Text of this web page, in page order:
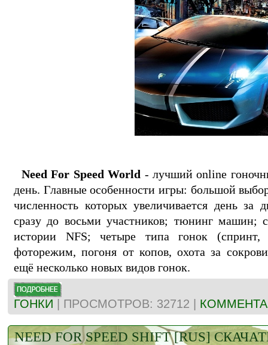
Need For Speed World - лучший online
день. Главные особенности игры: большой
численность которых увеличивается день за
сразу до восьми участников; тюнинг машин;
истории NFS; четыре типа гонок (спринт,
фоторежим, погоня от копов, охота за
ещё несколько новых видов гонок.
ГОНКИ | ПРОСМОТРОВ: 32712 |
NEED FOR SPEED SHIFT [RUS]